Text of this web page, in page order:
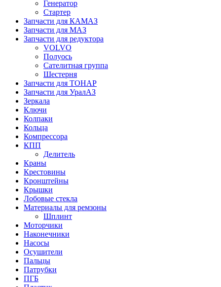
Генератор
Стартер
Запчасти для КАМАЗ
Запчасти для МАЗ
Запчасти для редуктора
VOLVO
Полуось
Сателитная группа
Шестерня
Запчасти для ТОНАР
Запчасти для УралАЗ
Зеркала
Ключи
Колпаки
Кольца
Компрессора
КПП
Делитель
Краны
Крестовины
Кронштейны
Крышки
Лобовые стекла
Материалы для ремзоны
Шплинт
Моторчики
Наконечники
Насосы
Осушители
Пальцы
Патрубки
ПГБ